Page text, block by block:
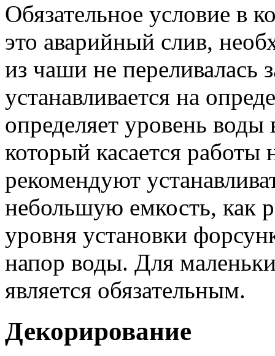
Обязательное условие в
это аварийный слив,
из чаши не переливалась
устанавливается на
определяет уровень
который касается работы
рекомендуют
небольшую емкость, как
уровня установки
напор воды. Для
является обязательным.
Декорирование